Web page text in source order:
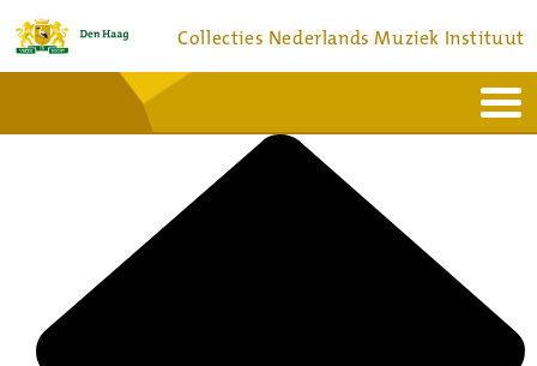
Collecties Nederlands Muziek Instituut
Bronnen en collecties